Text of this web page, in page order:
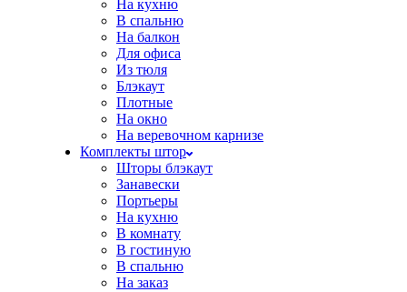
На кухню
В спальню
На балкон
Для офиса
Из тюля
Блэкаут
Плотные
На окно
На веревочном карнизе
Комплекты штор
Шторы блэкаут
Занавески
Портьеры
На кухню
В комнату
В гостиную
В спальню
На заказ